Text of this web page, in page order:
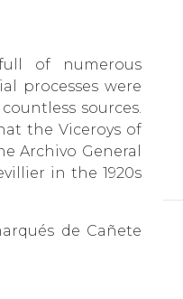
of numerous
processes were
sources.
the Viceroys of
Archivo General
in the 1920s
de Cañete